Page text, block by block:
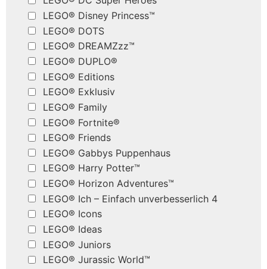
LEGO® Disney Princess™
LEGO® DOTS
LEGO® DREAMZzz™
LEGO® DUPLO®
LEGO® Editions
LEGO® Exklusiv
LEGO® Family
LEGO® Fortnite®
LEGO® Friends
LEGO® Gabbys Puppenhaus
LEGO® Harry Potter™
LEGO® Horizon Adventures™
LEGO® Ich – Einfach unverbesserlich 4
LEGO® Icons
LEGO® Ideas
LEGO® Juniors
LEGO® Jurassic World™